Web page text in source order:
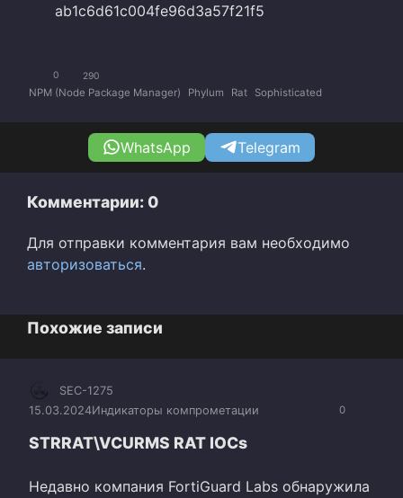
ab1c6d61c004fe96d3a57f21f5
0 290
NPM (Node Package Manager) Phylum Rat Sophisticated
WhatsApp Telegram
Комментарии: 0
Для отправки комментария вам необходимо
авторизоваться.
Похожие записи
0
SEC-1275
15.03.2024Индикаторы компрометации
STRRAT\VCURMS RAT IOCs
Недавно компания FortiGuard Labs обнаружила